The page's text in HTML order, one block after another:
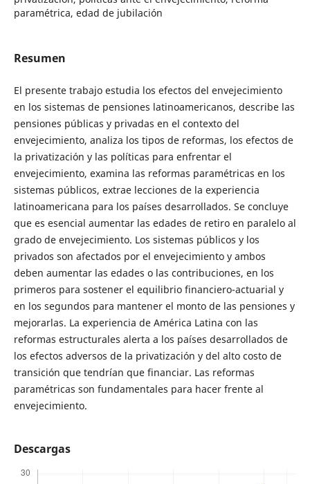
paramétrica, edad de jubilación
Resumen
El presente trabajo estudia los efectos del envejecimiento
en los sistemas de pensiones latinoamericanos, describe las
pensiones públicas y privadas en el contexto del
envejecimiento, analiza los tipos de reformas, los efectos de
la privatización y las políticas para enfrentar el
envejecimiento, examina las reformas paramétricas en los
sistemas públicos, extrae lecciones de la experiencia
latinoamericana para los países desarrollados. Se concluye
que es esencial aumentar las edades de retiro en paralelo al
grado de envejecimiento. Los sistemas públicos y los
privados son afectados por el envejecimiento y ambos
deben aumentar las edades o las contribuciones, en los
primeros para sostener el equilibrio financiero-actuarial y
en los segundos para mantener el monto de las pensiones y
mejorarlas. La experiencia de América Latina con las
reformas estructurales alerta a los países desarrollados de
los efectos adversos de la privatización y del alto costo de
transición que tendrían que financiar. Las reformas
paramétricas son fundamentales para hacer frente al
envejecimiento.
Descargas